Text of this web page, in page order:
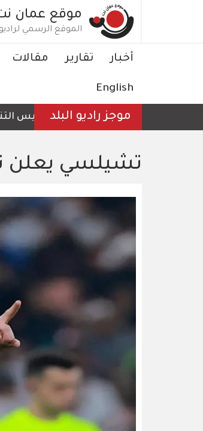
موقع عمان
الموقع الرسمي لراديو
Main
أخبار تقارير مقالات
English
موجز راديو البلدالرئيس
تشيلسي يعلن